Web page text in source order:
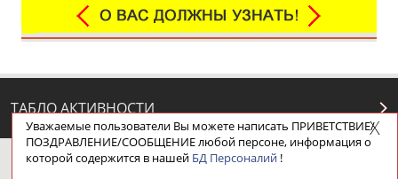
ТАБЛО АКТИВНОСТИ
ЦЕЛИ ПРОЕКТА НАШИ КНОПКИ
Уважаемые пользователи Вы можете написать ПРИВЕТСТВИЕ/
ПОЗДРАВЛЕНИЕ/СООБЩЕНИЕ любой персоне, информация о
которой содержится в нашей БД Персоналий!